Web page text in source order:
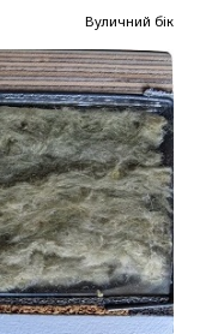
Вуличний бік